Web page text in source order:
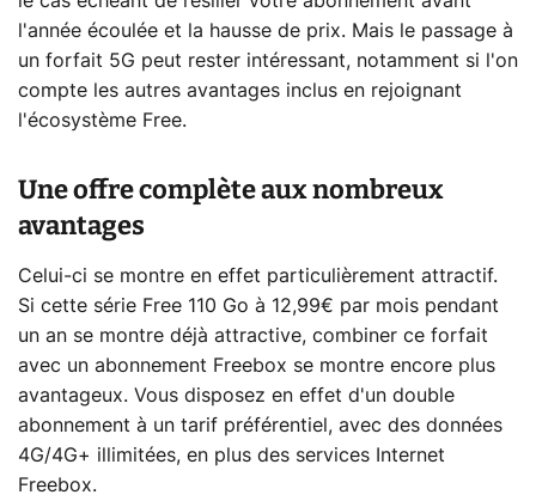
l'année écoulée et la hausse de prix. Mais le passage à
un forfait 5G peut rester intéressant, notamment si l'on
compte les autres avantages inclus en rejoignant
l'écosystème Free.
Une offre complète aux nombreux
avantages
Celui-ci se montre en effet particulièrement attractif.
Si cette série Free 110 Go à 12,99€ par mois pendant
un an se montre déjà attractive, combiner ce forfait
avec un abonnement Freebox se montre encore plus
avantageux. Vous disposez en effet d'un double
abonnement à un tarif préférentiel, avec des données
4G/4G+ illimitées, en plus des services Internet
Freebox.